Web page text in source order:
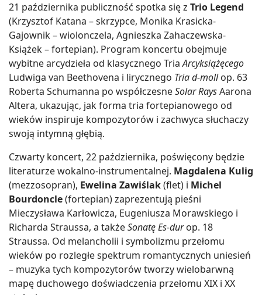
21 października publiczność spotka się z Trio Legend
(Krzysztof Katana – skrzypce, Monika Krasicka-
Gajownik – wiolonczela, Agnieszka Zahaczewska-
Książek – fortepian). Program koncertu obejmuje
wybitne arcydzieła od klasycznego TriaArcyksiążęcego
Ludwiga van Beethovena i lirycznego Tria d-mollop. 63
Roberta Schumanna po współczesneSolar RaysAarona
Altera, ukazując, jak forma tria fortepianowego od
wieków inspiruje kompozytorów i zachwyca słuchaczy
swoją intymną głębią.
Czwarty koncert, 22 października, poświęcony będzie
literaturze wokalno-instrumentalnej. Magdalena Kulig
(mezzosopran), Ewelina Zawiślak(flet) i Michel
Bourdoncle(fortepian) zaprezentują pieśni
Mieczysława Karłowicza, Eugeniusza Morawskiego i
Richarda Straussa, a takżeSonatę Es-durop. 18
Straussa. Od melancholii i symbolizmu przełomu
wieków po rozległe spektrum romantycznych uniesień
– muzyka tych kompozytorów tworzy wielobarwną
mapę duchowego doświadczenia przełomu XIX i XX